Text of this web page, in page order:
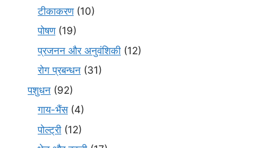
टीकाकरण(10)
पोषण(19)
प्रजनन और अनुवंशिकी (12)
रोग प्रबन्धन (31)
पशुधन (92)
गाय-भैंस(4)
पोल्ट्री (12)